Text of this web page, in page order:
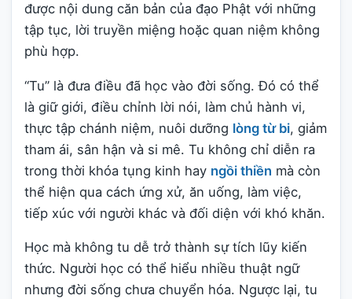
được nội dung căn bản của đạo Phật với những
tập tục, lời truyền miệng hoặc quan niệm không
phù hợp.
“Tu” là đưa điều đã học vào đời sống. Đó có thể
là giữ giới, điều chỉnh lời nói, làm chủ hành vi,
thực tập chánh niệm, nuôi dưỡng lòng từ bi, giảm
tham ái, sân hận và si mê. Tu không chỉ diễn ra
trong thời khóa tụng kinh hay ngồi thiền mà còn
thể hiện qua cách ứng xử, ăn uống, làm việc,
tiếp xúc với người khác và đối diện với khó khăn.
Học mà không tu dễ trở thành sự tích lũy kiến
thức. Người học có thể hiểu nhiều thuật ngữ
nhưng đời sống chưa chuyển hóa. Ngược lại, tu